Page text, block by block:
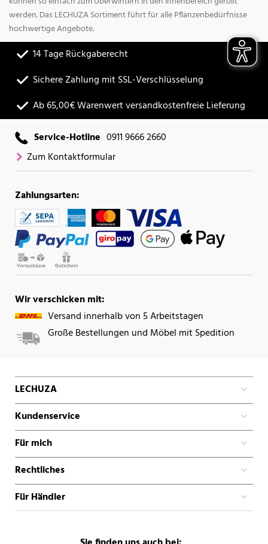
werden. Das LECHUZA Sortiment führt für alle Pflanzenbedürfnisse
hochwertige Angebote.
14 Tage Rückgaberecht
Sichere Zahlung mit SSL-Verschlüsselung
Ab 65,00€ Warenwert versandkostenfreie Lieferung
Service-Hotline 0911 9666 2660
Zum Kontaktformular
Zahlungsarten:
Wir verschicken mit:
Versand innerhalb von 5 Arbeitstagen
Große Bestellungen und Möbel mit Spedition
LECHUZA
Kundenservice
Für mich
Rechtliches
Für Händler